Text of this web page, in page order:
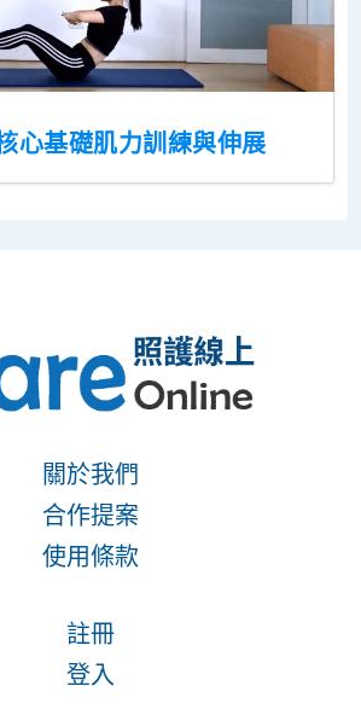
心基礎肌力訓練與伸展
關於我們
合作提案
使用條款
註冊
登入